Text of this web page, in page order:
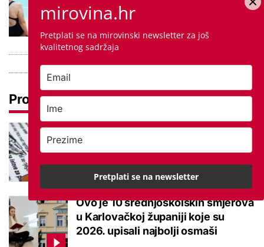
ohladiti tijekom toplinskog vala
Pročitaj još
Ove lektire maturanti se najviše
boje, a samo je jednom bila tema
Ovo je 10 srednjoškolskih smjerova
u Karlovačkoj županiji koje su
2026. upisali najbolji osmaši
mirovina.hr
Pretplati se na mirovinski newsletter za još
kvalitetnog sadržaja
Pretplati se na newsletter